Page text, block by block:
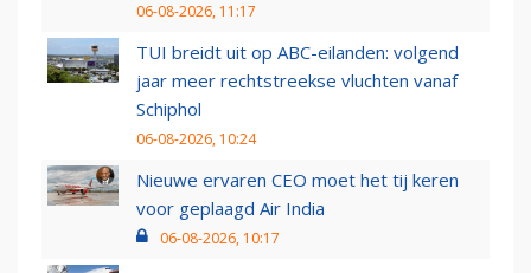
06-08-2026, 11:17
TUI breidt uit op ABC-eilanden: volgend
jaar meer rechtstreekse vluchten vanaf
Schiphol
06-08-2026, 10:24
Nieuwe ervaren CEO moet het tij keren
voor geplaagd Air India
06-08-2026, 10:17